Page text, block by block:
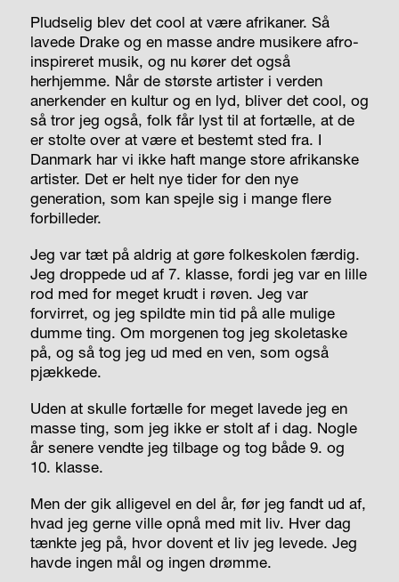
Pludselig blev det cool at være afrikaner. Så
lavede Drake og en masse andre musikere afro-
inspireret musik, og nu kører det også
herhjemme. Når de største artister i verden
anerkender en kultur og en lyd, bliver det cool, og
så tror jeg også, folk får lyst til at fortælle, at de
er stolte over at være et bestemt sted fra. I
Danmark har vi ikke haft mange store afrikanske
artister. Det er helt nye tider for den nye
generation, som kan spejle sig i mange flere
forbilleder.
Jeg var tæt på aldrig at gøre folkeskolen færdig.
Jeg droppede ud af 7. klasse, fordi jeg var en lille
rod med for meget krudt i røven. Jeg var
forvirret, og jeg spildte min tid på alle mulige
dumme ting. Om morgenen tog jeg skoletaske
på, og så tog jeg ud med en ven, som også
pjækkede.
Uden at skulle fortælle for meget lavede jeg en
masse ting, som jeg ikke er stolt af i dag. Nogle
år senere vendte jeg tilbage og tog både 9. og
10. klasse.
Men der gik alligevel en del år, før jeg fandt ud af,
hvad jeg gerne ville opnå med mit liv. Hver dag
tænkte jeg på, hvor dovent et liv jeg levede. Jeg
havde ingen mål og ingen drømme.